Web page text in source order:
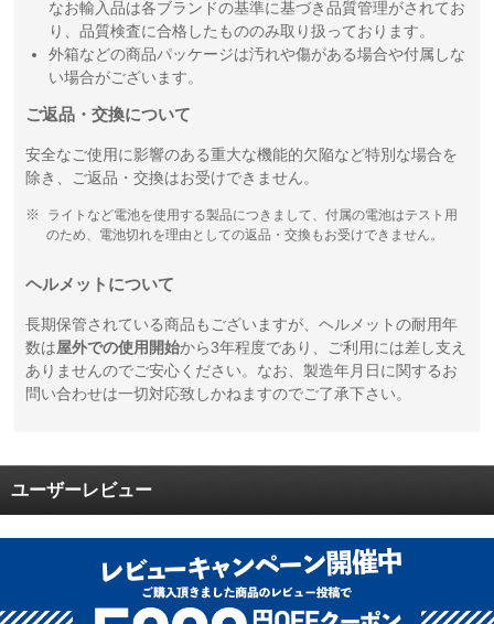
なお輸入品は各ブランドの基準に基づき品質管理がされてお
り、品質検査に合格したもののみ取り扱っております。
外箱などの商品パッケージは汚れや傷がある場合や付属しな
い場合がございます。
ご返品・交換について
安全なご使用に影響のある重大な機能的欠陥など特別な場合を
除き、ご返品・交換はお受けできません。
ライトなど電池を使用する製品につきまして、付属の電池はテスト用
のため、電池切れを理由としての返品・交換もお受けできません。
ヘルメットについて
長期保管されている商品もございますが、ヘルメットの耐用年
数は屋外での使用開始から3年程度であり、ご利用には差し支え
ありませんのでご安心ください。なお、製造年月日に関するお
問い合わせは一切対応致しかねますのでご了承下さい。
ユーザーレビュー